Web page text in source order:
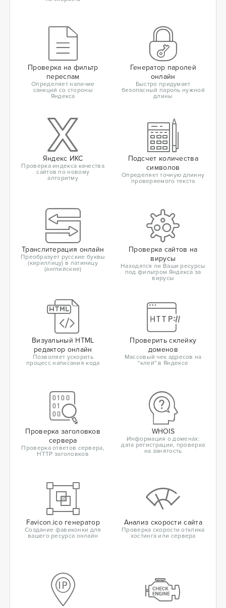
Проверка на фильтр
переспам
Определяет наличие
санкций со стороны
Яндекса
Генератор паролей
онлайн
Быстро придумает
безопасный пароль нужной
длины
Яндекс ИКС
Проверка индекса качества
сайтов по новому
алгоритму
Подсчет количества
символов
Определяет точную длинну
проверяемого текста
Транслитерация онлайн
Преобразует русские буквы
(кириллицу) в латиницу
(английские)
Проверка сайтов на
вирусы
Находятся ли Ваши ресурсы
под фильтром Яндекса за
вирусы
Визуальный HTML
редактор онлайн
Позволяет ускорить
процесс написания кода
Проверить склейку
доменов
Массовый чек адресов на
"клей" в Яндексе
Проверка заголовков
сервера
Проверка ответов сервера,
HTTP заголовков
WHOIS
Информация о доменах:
дата регистрации, проверка
на занятость
Favicon.ico генератор
Создание фавиконки для
вашего ресурса онлайн
Анализ скорости сайта
Проверка скорости отклика
хостинга или сервера